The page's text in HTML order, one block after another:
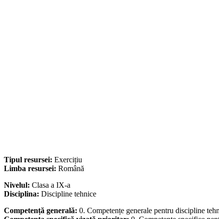
Tipul resursei: Exercițiu
Limba resursei: Română
Nivelul: Clasa a IX-a
Disciplina: Discipline tehnice
Competență generală: 0. Competențe generale pentru discipline